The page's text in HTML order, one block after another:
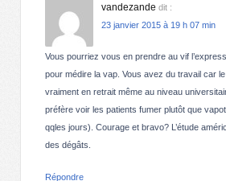
vandezande dit :
23 janvier 2015 à 19 h 07 min
Vous pourriez vous en prendre au vif
pour médire la vap. Vous avez du travail car
vraiment en retrait même au niveau
préfère voir les patients fumer plutôt que
qqles jours). Courage et bravo? L’étude
des dégâts.
Répondre